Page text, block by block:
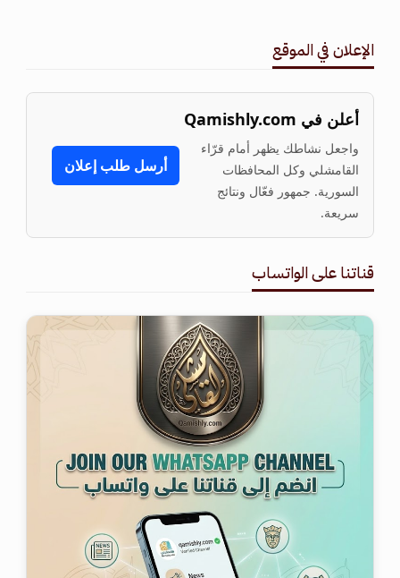
الإعلان في الموقع
أعلن في Qamishly.com
واجعل نشاطك يظهر أمام قرّاء
القامشلي وكل المحافظات
السورية. جمهور فعّال ونتائج
سريعة.
أرسل طلب إعلان
قناتنا على الواتساب